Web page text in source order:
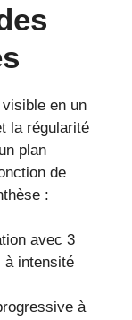
en un
la régularité
plan
de
:
avec 3
à intensité
à